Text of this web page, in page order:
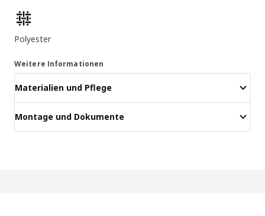
Produktmerkmale
Polyester
Weitere Informationen
Materialien und Pflege
Montage und Dokumente